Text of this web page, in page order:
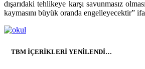
dışarıdaki tehlikeye karşı savunmasız
kaymasını büyük oranda engelleyecektir”
TBM İÇERİKLERİ YENİLENDİ…